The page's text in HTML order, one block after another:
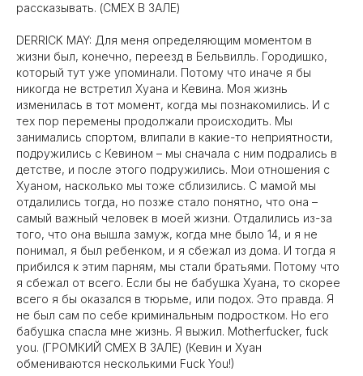
рассказывать. (СМЕХ В ЗАЛЕ)
DERRICK MAY: Для меня определяющим моментом в
жизни был, конечно, переезд в Бельвилль. Городишко,
который тут уже упоминали. Потому что иначе я бы
никогда не встретил Хуана и Кевина. Моя жизнь
изменилась в тот момент, когда мы познакомились. И с
тех пор перемены продолжали происходить. Мы
занимались спортом, влипали в какие-то неприятности,
подружились с Кевином – мы сначала с ним подрались в
детстве, и после этого подружились. Мои отношения с
Хуаном, насколько мы тоже сблизились. С мамой мы
отдалились тогда, но позже стало понятно, что она –
самый важный человек в моей жизни. Отдалились из-за
того, что она вышла замуж, когда мне было 14, и я не
понимал, я был ребенком, и я сбежал из дома. И тогда я
прибился к этим парням, мы стали братьями. Потому что
я сбежал от всего. Если бы не бабушка Хуана, то скорее
всего я бы оказался в тюрьме, или подох. Это правда. Я
не был сам по себе криминальным подростком. Но его
бабушка спасла мне жизнь. Я выжил. Motherfucker, fuck
you. (ГРОМКИЙ СМЕХ В ЗАЛЕ) (Кевин и Хуан
обмениваются несколькими Fuck You!)